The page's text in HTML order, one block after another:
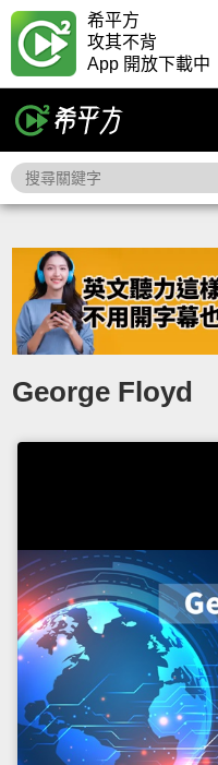
希平方
攻其不背
App 開放下載中
George Floyd